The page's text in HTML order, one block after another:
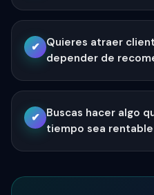
✔ Quieres atraer
depender de
✔ Buscas hacer algo
tiempo sea